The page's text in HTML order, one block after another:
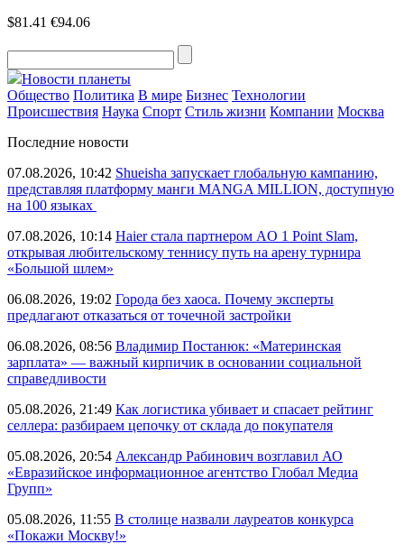
$81.41 €94.06
Новости планеты
Общество Политика В мире Бизнес Технологии
Происшествия Наука Спорт Стиль жизни Компании Москва
Последние новости
07.08.2026, 10:42 Shueisha запускает глобальную кампанию,
представляя платформу манги MANGA MILLION, доступную
на 100 языках
07.08.2026, 10:14 Haier стала партнером AO 1 Point Slam,
открывая любительскому теннису путь на арену турнира
«Большой шлем»
06.08.2026, 19:02 Города без хаоса. Почему эксперты
предлагают отказаться от точечной застройки
06.08.2026, 08:56 Владимир Постанюк: «Материнская
зарплата» — важный кирпичик в основании социальной
справедливости
05.08.2026, 21:49 Как логистика убивает и спасает рейтинг
селлера: разбираем цепочку от склада до покупателя
05.08.2026, 20:54 Александр Рабинович возглавил АО
«Евразийское информационное агентство Глобал Медиа
Групп»
05.08.2026, 11:55 В столице назвали лауреатов конкурса
«Покажи Москву!»